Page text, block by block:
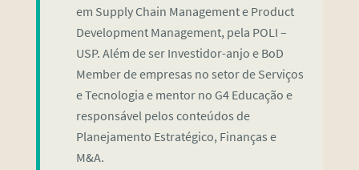
em Supply Chain Management e Product
Development Management, pela POLI –
USP. Além de ser Investidor-anjo e BoD
Member de empresas no setor de Serviços
e Tecnologia e mentor no G4 Educação e
responsável pelos conteúdos de
Planejamento Estratégico, Finanças e
M&A.